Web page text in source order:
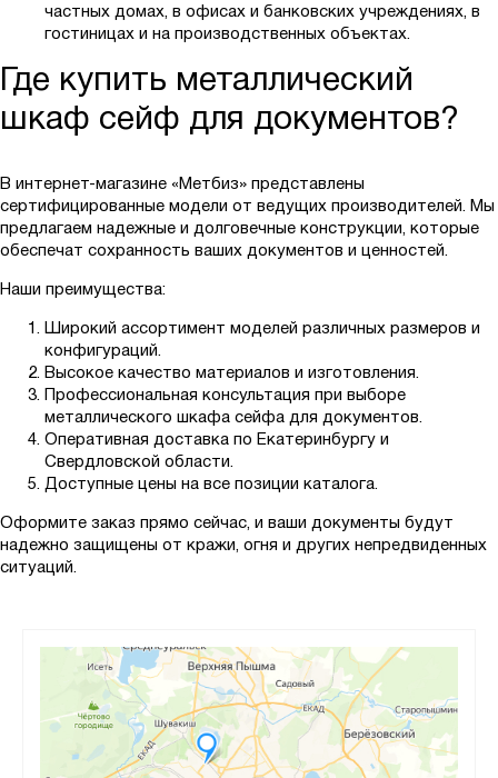
частных домах, в офисах и банковских учреждениях, в
гостиницах и на производственных объектах.
Где купить металлический
шкаф сейф для документов?
В интернет-магазине «Метбиз» представлены
сертифицированные модели от ведущих производителей. Мы
предлагаем надежные и долговечные конструкции, которые
обеспечат сохранность ваших документов и ценностей.
Наши преимущества:
Широкий ассортимент моделей различных размеров и
конфигураций.
Высокое качество материалов и изготовления.
Профессиональная консультация при выборе
металлического шкафа сейфа для документов.
Оперативная доставка по Екатеринбургу и
Свердловской области.
Доступные цены на все позиции каталога.
Оформите заказ прямо сейчас, и ваши документы будут
надежно защищены от кражи, огня и других непредвиденных
ситуаций.